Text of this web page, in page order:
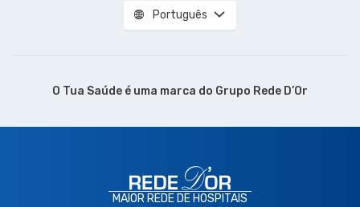
Português
O Tua Saúde é uma marca do Grupo Rede D’Or
MAIOR REDE DE HOSPITAIS